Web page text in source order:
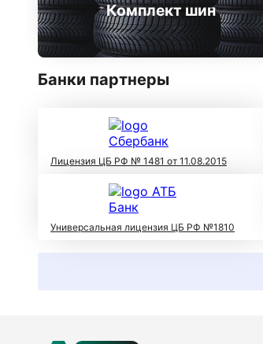
Комплект шин
Банки партнеры
Лицензия ЦБ РФ № 1481 от 11.08.2015
Универсальная лицензия ЦБ РФ №1810